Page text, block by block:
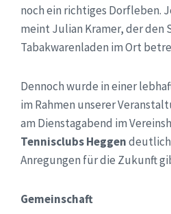
noch ein richtiges Dorfleben.
meint Julian Kramer, der den
Tabakwarenladen im Ort
Dennoch wurde in einer
im Rahmen unserer
am Dienstagabend im
Tennisclubs Heggen
Anregungen für die Zukunft
Gemeinschaft